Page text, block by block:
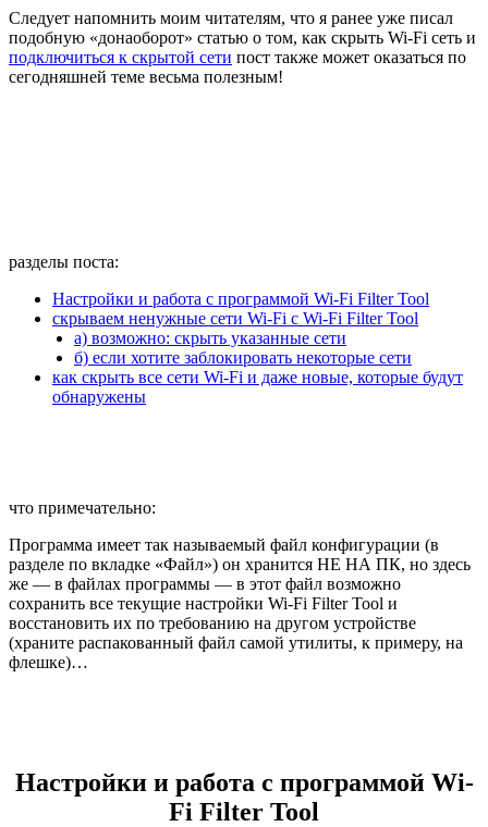
Следует напомнить моим читателям, что я ранее уже писал
подобную «донаоборот» статью о том, как скрыть Wi-Fi сеть и
подключиться к скрытой сети пост также может оказаться по
сегодняшней теме весьма полезным!
разделы поста:
Настройки и работа с программой Wi-Fi Filter Tool
скрываем ненужные сети Wi-Fi с Wi-Fi Filter Tool
а) возможно: скрыть указанные сети
б) если хотите заблокировать некоторые сети
как скрыть все сети Wi-Fi и даже новые, которые будут
обнаружены
что примечательно:
Программа имеет так называемый файл конфигурации (в
разделе по вкладке «Файл») он хранится НЕ НА ПК, но здесь
же — в файлах программы — в этот файл возможно
сохранить все текущие настройки Wi-Fi Filter Tool и
восстановить их по требованию на другом устройстве
(храните распакованный файл самой утилиты, к примеру, на
флешке)…
Настройки и работа с программой Wi-
Fi Filter Tool